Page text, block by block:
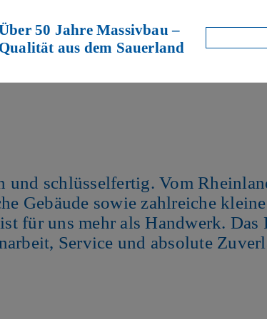
50 Jahre Massivbau –
Qualität aus dem Sauerland
nach:
schlüsselfertig. Vom
Gebäude sowie zahlreiche
für uns mehr als Handwerk. Das
Service und absolute